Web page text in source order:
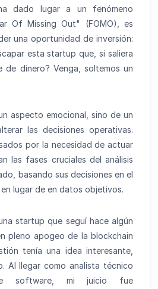
dado lugar a un fenómeno
Of Missing Out" (FOMO), es
una oportunidad de inversión:
esta startup que, si saliera
de dinero? Venga, soltemos un
aspecto emocional, sino de un
las decisiones operativas.
por la necesidad de actuar
las fases cruciales del análisis
basando sus decisiones en el
lugar de en datos objetivos.
startup que seguí hace algún
pleno apogeo de la blockchain
tenía una idea interesante,
Al llegar como analista técnico
software, mi juicio fue